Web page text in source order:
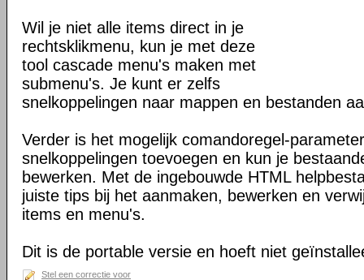
Wil je niet alle items direct in je
rechtsklikmenu, kun je met deze
tool cascade menu's maken met
submenu's. Je kunt er zelfs
snelkoppelingen naar mappen en bestanden
Verder is het mogelijk comandoregel-
snelkoppelingen toevoegen en kun je
bewerken. Met de ingebouwde HTML
juiste tips bij het aanmaken, bewerken en
items en menu's.
Dit is de portable versie en hoeft niet
Stel een correctie voor